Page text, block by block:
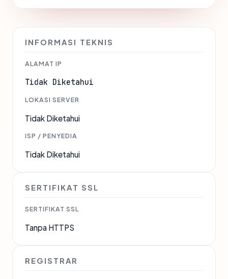
INFORMASI TEKNIS
ALAMAT IP
Tidak Diketahui
LOKASI SERVER
Tidak Diketahui
ISP / PENYEDIA
Tidak Diketahui
SERTIFIKAT SSL
SERTIFIKAT SSL
Tanpa HTTPS
REGISTRAR